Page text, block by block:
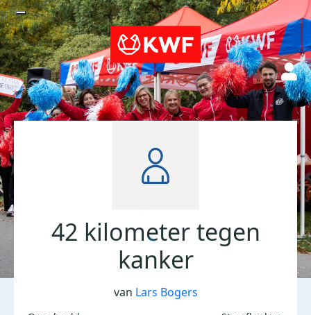
42 kilometer tegen
kanker
van Lars Bogers